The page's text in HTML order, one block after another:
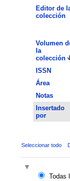
Editor de
colección
Volumen
la
colección
ISSN
Área
Notas
Insertado
por
Seleccionar todo
Todas